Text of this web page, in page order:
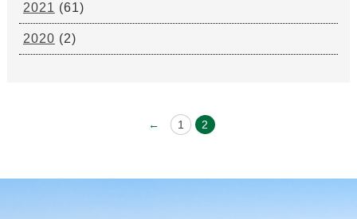
2021 (61)
2020 (2)
← 1 2